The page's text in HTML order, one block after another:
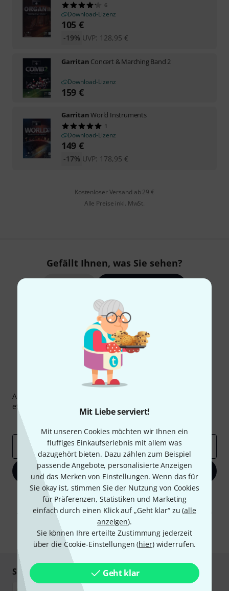
Mit Liebe serviert!
Mit unseren Cookies möchten wir Ihnen ein
fluffiges Einkaufserlebnis mit allem was
dazugehört bieten. Dazu zählen zum Beispiel
passende Angebote, personalisierte Anzeigen
und das Merken von Einstellungen. Wenn das für
Sie okay ist, stimmen Sie der Nutzung von Cookies
für Präferenzen, Statistiken und Marketing
einfach durch einen Klick auf „Geht klar“ zu (alle
anzeigen).
Sie können Ihre erteilte Zustimmung jederzeit
über die Cookie-Einstellungen (hier) widerrufen.
Geht klar
6
Download-Lizenz
105 €
UVP: 128,95 €
-19%
Garritan Concert & Marching Band 2
Download-Lizenz
159 €
GarritanWorld Instruments
1
Download-Lizenz
149 €
UVP: 178,95 €
-17%
Kostenloser Versand ab 29 €
Alle Preise inkl. MwSt.
Gefällt Ihnen, was Sie sehen?
Thomann Newsletter
Abonniere den Thomann Newsletter und gewinne mit
etwas Glück einen von
50 Gutscheinen über jeweils
E-Mail-Adresse*
Jetzt anmelden
Mit Klick auf „Jetzt anmelden“ stimmen Sie dem Erhalt von E-Mail-
Werbung und einer Messung des E-Mail-Nutzungsverhaltens zu. Die
Abmeldung ist jederzeit möglich. Weitere Informationen finden Sie in
Datenschutzhinweisen
* Pflichtfeld
Sicher einkaufen & bezahlen